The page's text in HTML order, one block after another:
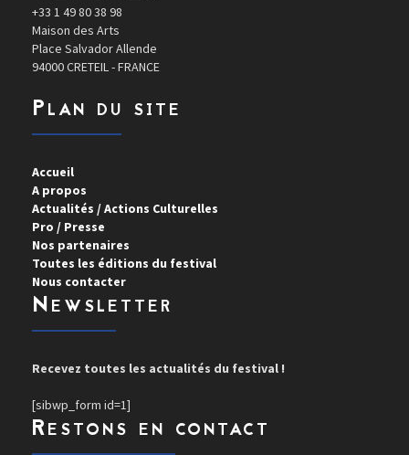
+33 1 49 80 38 98
Maison des Arts
Place Salvador Allende
94000 CRETEIL - FRANCE
Plan du site
Accueil
A propos
Actualités / Actions Culturelles
Pro / Presse
Nos partenaires
Toutes les éditions du festival
Nous contacter
Newsletter
Recevez toutes les actualités du festival !
[sibwp_form id=1]
Restons en contact